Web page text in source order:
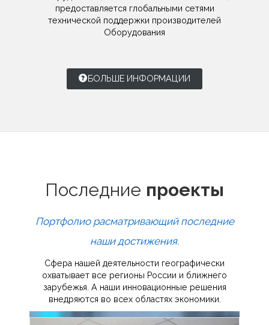
предоставляется глобальными сетями
технической поддержки производителей
Оборудования
БОЛЬШЕ ИНФОРМАЦИИ
Последние проекты
Портфолио расматривающий последние
наши достижения.
Сфера нашей деятельности географически
охватывает все регионы России и ближнего
зарубежья. А наши инновационные решения
внедряются во всех областях экономики.